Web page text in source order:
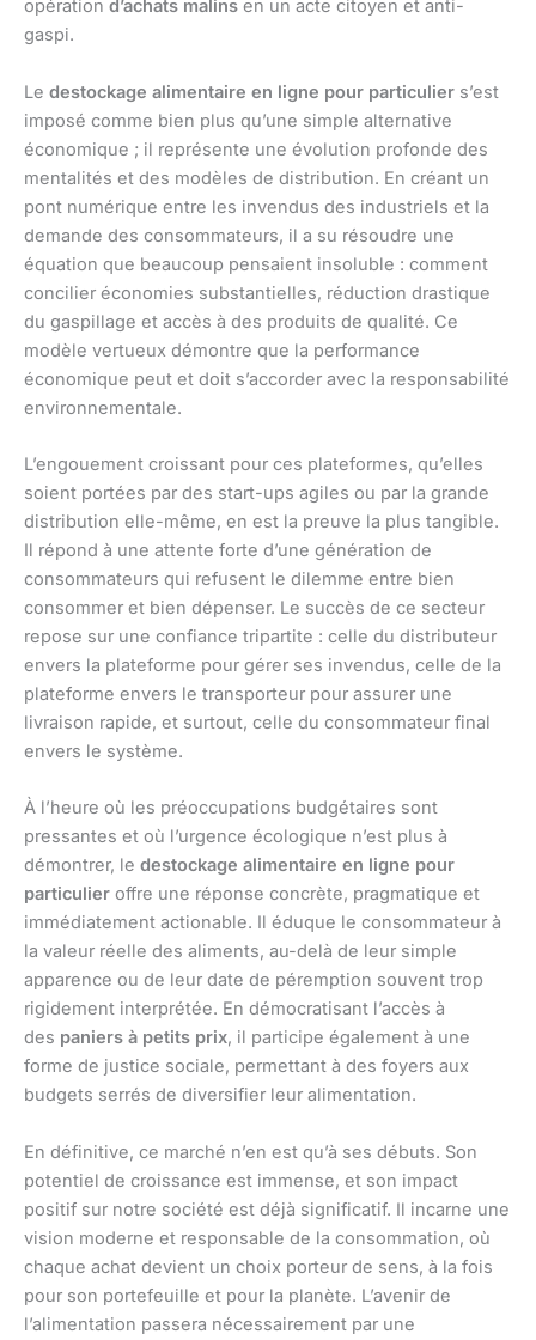
opération d’achats malins en un acte citoyen et anti-
gaspi.
Le destockage alimentaire en ligne pour particulier s’est
imposé comme bien plus qu’une simple alternative
économique ; il représente une évolution profonde des
mentalités et des modèles de distribution. En créant un
pont numérique entre les invendus des industriels et la
demande des consommateurs, il a su résoudre une
équation que beaucoup pensaient insoluble : comment
concilier économies substantielles, réduction drastique
du gaspillage et accès à des produits de qualité. Ce
modèle vertueux démontre que la performance
économique peut et doit s’accorder avec la responsabilité
environnementale.
L’engouement croissant pour ces plateformes, qu’elles
soient portées par des start-ups agiles ou par la grande
distribution elle-même, en est la preuve la plus tangible.
Il répond à une attente forte d’une génération de
consommateurs qui refusent le dilemme entre bien
consommer et bien dépenser. Le succès de ce secteur
repose sur une confiance tripartite : celle du distributeur
envers la plateforme pour gérer ses invendus, celle de la
plateforme envers le transporteur pour assurer une
livraison rapide, et surtout, celle du consommateur final
envers le système.
À l’heure où les préoccupations budgétaires sont
pressantes et où l’urgence écologique n’est plus à
démontrer, le destockage alimentaire en ligne pour
particulier offre une réponse concrète, pragmatique et
immédiatement actionable. Il éduque le consommateur à
la valeur réelle des aliments, au-delà de leur simple
apparence ou de leur date de péremption souvent trop
rigidement interprétée. En démocratisant l’accès à
des paniers à petits prix, il participe également à une
forme de justice sociale, permettant à des foyers aux
budgets serrés de diversifier leur alimentation.
En définitive, ce marché n’en est qu’à ses débuts. Son
potentiel de croissance est immense, et son impact
positif sur notre société est déjà significatif. Il incarne une
vision moderne et responsable de la consommation, où
chaque achat devient un choix porteur de sens, à la fois
pour son portefeuille et pour la planète. L’avenir de
l’alimentation passera nécessairement par une